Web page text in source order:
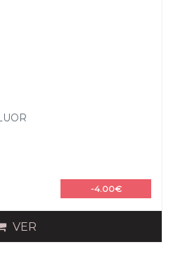
-4.00€
VER